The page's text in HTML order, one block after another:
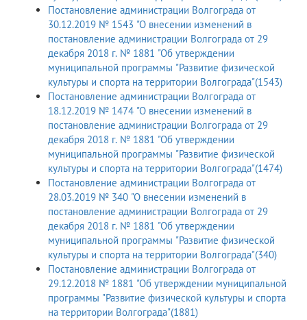
Постановление администрации Волгограда от
30.12.2019 № 1543 "О внесении изменений в
постановление администрации Волгограда от 29
декабря 2018 г. № 1881 "Об утверждении
муниципальной программы "Развитие физической
культуры и спорта на территории Волгограда"(1543)
Постановление администрации Волгограда от
18.12.2019 № 1474 "О внесении изменений в
постановление администрации Волгограда от 29
декабря 2018 г. № 1881 "Об утверждении
муниципальной программы "Развитие физической
культуры и спорта на территории Волгограда"(1474)
Постановление администрации Волгограда от
28.03.2019 № 340 "О внесении изменений в
постановление администрации Волгограда от 29
декабря 2018 г. № 1881 "Об утверждении
муниципальной программы "Развитие физической
культуры и спорта на территории Волгограда"(340)
Постановление администрации Волгограда от
29.12.2018 № 1881 "Об утверждении муниципальной
программы "Развитие физической культуры и спорта
на территории Волгограда"(1881)